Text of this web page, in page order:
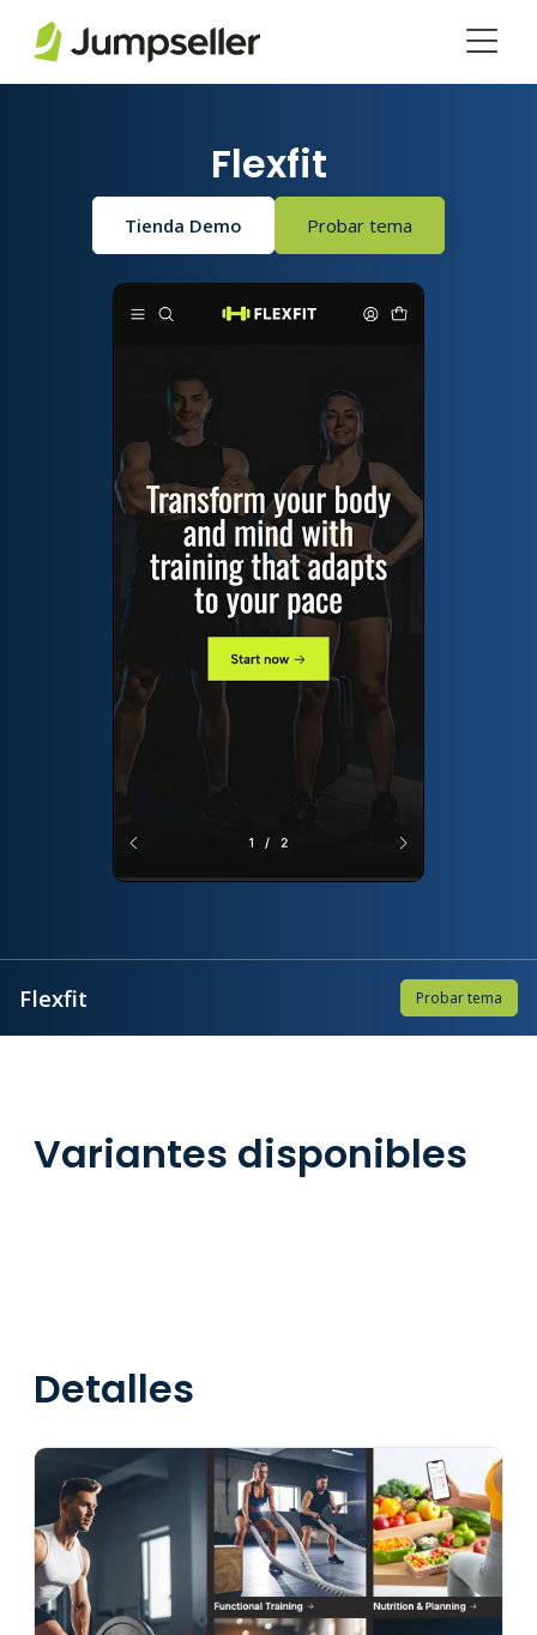
Flexfit
Tienda Demo Probar tema
Flexfit Probar tema
Variantes disponibles
Detalles